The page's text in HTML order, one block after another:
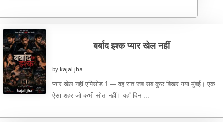
बर्बाद इश्क प्यार खेल नहीं
by kajal jha
प्यार खेल नहीं एपिसोड 1 — वह रात जब सब कुछ बिखर गया मुंबई। एक
ऐसा शहर जो कभी सोता नहीं। यहाँ दिन ...